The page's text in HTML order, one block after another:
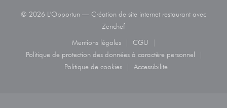
© 2026 L'Opportun — Création de site internet restaurant avec
Zenchef((ouvre une nouvelle fenêtre))
Mentions légales
((ouvre une nouvelle fenêtre))
CGU
Politique de protection des données à caractère personnel
((ouvre une nouvelle fenêtre))
Politique de cookies Accessibilite